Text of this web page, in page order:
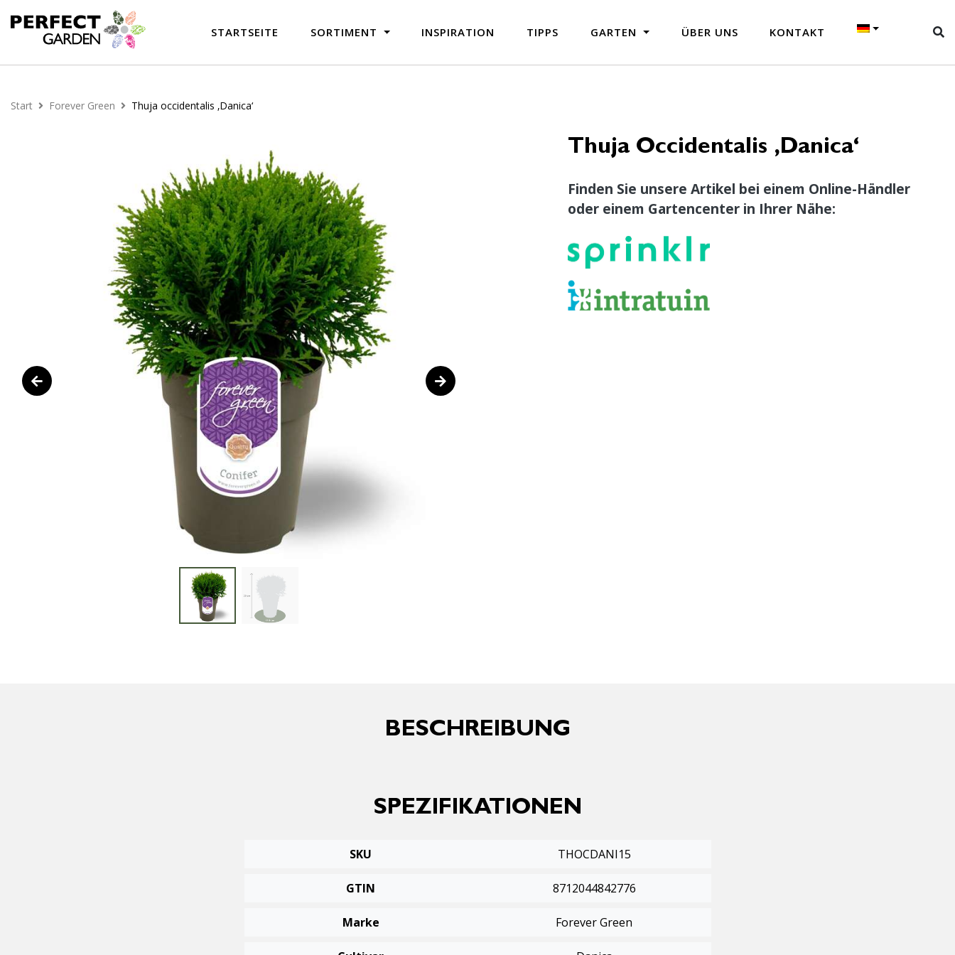
STARTSEITE SORTIMENT INSPIRATION TIPPS GARTEN ÜBER UNS KONTAKT
Start Forever Green Thuja occidentalis ‚Danica‘
Thuja Occidentalis ‚Danica‘
Finden Sie unsere Artikel bei einem Online-Händler
oder einem Gartencenter in Ihrer Nähe:
BESCHREIBUNG
SPEZIFIKATIONEN
SKU THOCDANI15
GTIN 8712044842776
Marke Forever Green